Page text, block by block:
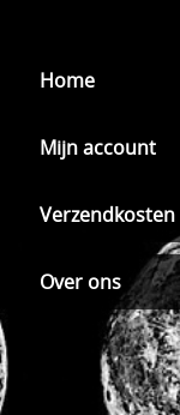
Home
Mijn account
Verzendkosten
Over ons